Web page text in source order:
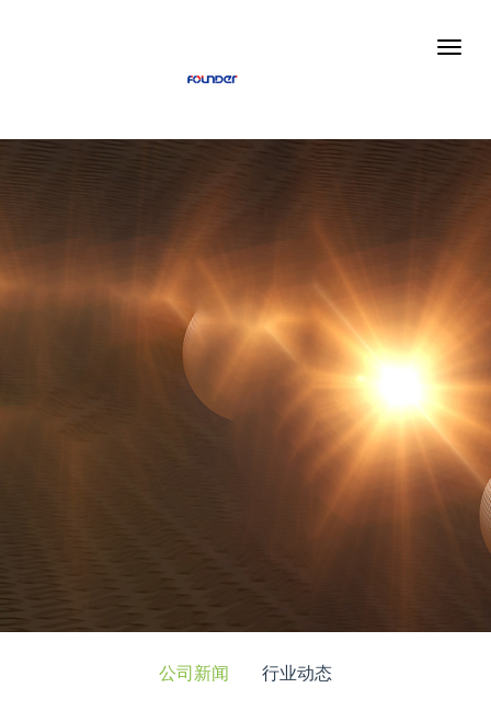
公司新闻 行业动态